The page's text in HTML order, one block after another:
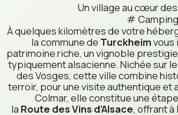
Un village au cœur
À quelques kilomètres de votre
la commune de Turckheimvous
patrimoine riche, un vignoble
typiquement alsacienne. Nichée sur
des Vosges, cette ville combine
terroir, pour une visite authentique et
Colmar, elle constitue une
la Route des Vins d’Alsace, offrant à